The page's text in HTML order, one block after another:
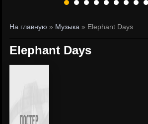
На главную » Музыка » Elephant Days
Elephant Days